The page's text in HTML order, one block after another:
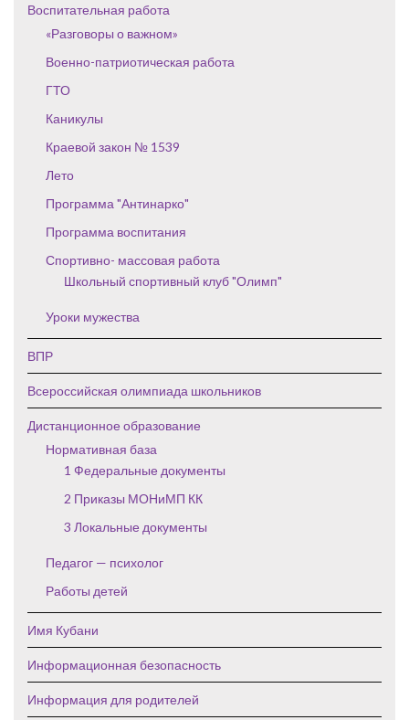
Воспитательная работа
«Разговоры о важном»
Военно-патриотическая работа
ГТО
Каникулы
Краевой закон № 1539
Лето
Программа "Антинарко"
Программа воспитания
Спортивно- массовая работа
Школьный спортивный клуб "Олимп"
Уроки мужества
ВПР
Всероссийская олимпиада школьников
Дистанционное образование
Нормативная база
1 Федеральные документы
2 Приказы МОНиМП КК
3 Локальные документы
Педагог — психолог
Работы детей
Имя Кубани
Информационная безопасность
Информация для родителей